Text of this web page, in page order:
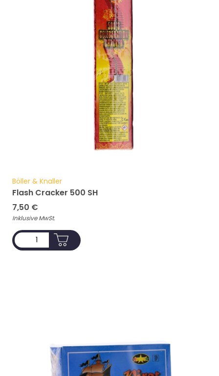
Böller & Knaller
Flash Cracker 500 SH
7,50 €
Inklusive MwSt.